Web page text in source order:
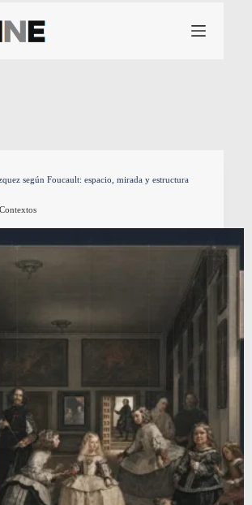
según Foucault: espacio, mirada y estructura
Contextos